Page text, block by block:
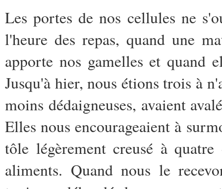
Les portes de nos cellules ne
l'heure des repas, quand une
apporte nos gamelles et quand
Jusqu'à hier, nous étions trois à
moins dédaigneuses, avaient
Elles nous encourageaient à
tôle légèrement creusé à
aliments. Quand nous le